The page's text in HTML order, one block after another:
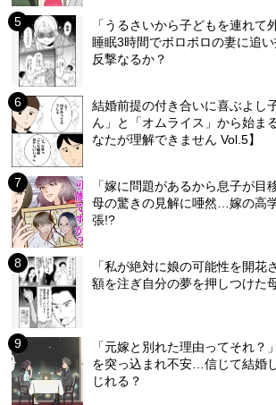
「うるさいから子どもを連れて
睡眠3時間でボロボロの妻に追
反撃なるか？
結婚前提の付き合いに喜ぶよし
ん」と「オムライス」から始ま
なたが理解できません Vol.5】
「嫁に問題があるから息子が目
母の驚きの見解に唖然…嫁の高
張!?
「私が絶対に娘の可能性を開
額を注ぎ自分の夢を押しつけた
「元嫁と別れた理由ってそれ？
を突っ込まれ不安…信じて結婚
じれる？